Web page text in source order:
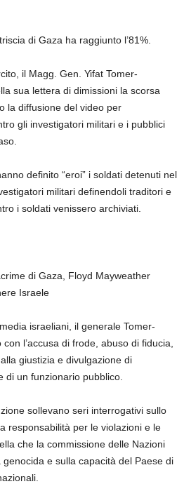
di Gaza ha raggiunto l’81%.
il Magg. Gen. Yifat Tomer-
sua lettera di dimissioni la scorsa
la diffusione del video per
gli investigatori militari e i pubblici
definito “eroi” i soldati detenuti nel
militari definendoli traditori e
i soldati venissero archiviati.
di Gaza, Floyd Mayweather
Israele
israeliani, il generale Tomer-
l’accusa di frode, abuso di fiducia,
giustizia e divulgazione di
di un funzionario pubblico.
sollevano seri interrogativi sullo
responsabilità per le violazioni e le
che la commissione delle Nazioni
e sulla capacità del Paese di